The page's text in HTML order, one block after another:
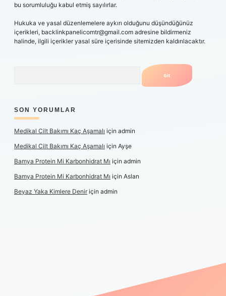
bu sorumluluğu kabul etmiş sayılırlar.
Hukuka ve yasal düzenlemelere aykırı olduğunu düşündüğünüz
içerikleri, backlinkpanelicomtr@gmail.com adresine bildirmeniz
halinde, ilgili içerikler yasal süre içerisinde sitemizden kaldırılacaktır.
SON YORUMLAR
Medikal Cilt Bakımı Kaç Aşamalı için admin
Medikal Cilt Bakımı Kaç Aşamalı için Ayşe
Bamya Protein Mi Karbonhidrat Mı için admin
Bamya Protein Mi Karbonhidrat Mı için Aslan
Beyaz Yaka Kimlere Deniriçin admin